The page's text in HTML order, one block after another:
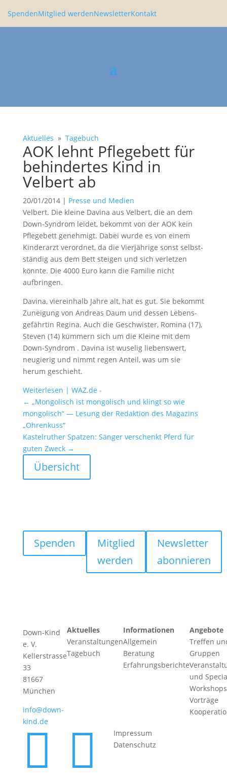
SpendenMitglied werdenNewsletterKontakt
Aktuelles » Tagebuch
AOK lehnt Pflege­bett für
behin­dertes Kind in
Velbert ab
20/01/2014| Presse und Medien
Velbert. Die kleine Davina aus Velbert, die an dem
Down-Syndrom leidet, bekommt von der AOK kein
Pflege­bett geneh­migt. Dabei wurde es von einem
Kinder­arzt verordnet, da die Vierjäh­rige sonst selbst­
ständig aus dem Bett steigen und sich verletzen
könnte. Die 4000 Euro kann die Familie nicht
aufbringen.
Davina, vierein­halb Jahre alt, hat es gut. Sie bekommt
Zunei­gung von Andreas Daum und dessen Lebens­
ge­fährtin Regina. Auch die Geschwister, Romina (17),
Steven (14) kümmern sich um die Kleine mit dem
Down-Syndrom . Davina ist wuselig liebens­wert,
neugierig und nimmt regen Anteil, was um sie
herum geschieht.
Weiter­lesen | WAZ.de -
← „Mongo­lisch ist mongo­lisch und klingt so wie
mongo­lisch“ — Lesung der Redak­tion des Magazins
„Ohren­kuss“
Kastel­ru­ther Spatzen: Sänger verschenkt Pferd für
guten Zweck→
Übersicht
Spenden
Mitglied
werden
Newsletter
abonnieren
Down-Kind
e. V.
Kellerstrasse
33
81667
München
info@down-
kind.de
Aktuelles
Veranstaltungen
Tagebuch
Informationen
Allgemein
Beratung
Erfahrungsberichte
Angebote
Treffen
Gruppen
und
Vorträge
 
Impressum
Datenschutz